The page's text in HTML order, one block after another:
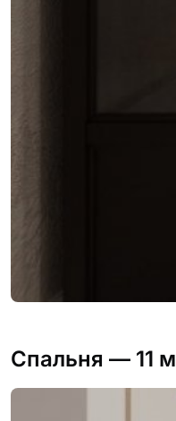
Спальня — 11 м